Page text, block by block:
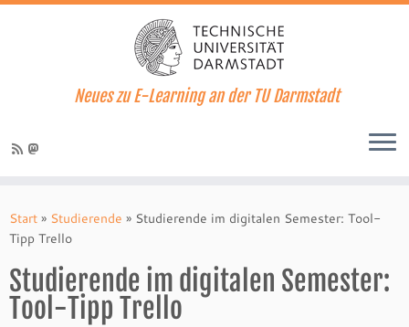
Inhalt
springen
Neues zu E-Learning an der TU Darmstadt
Start » Studierende » Studierende im digitalen Semester: Tool-
Tipp Trello
Studierende im digitalen Semester:
Tool-Tipp Trello